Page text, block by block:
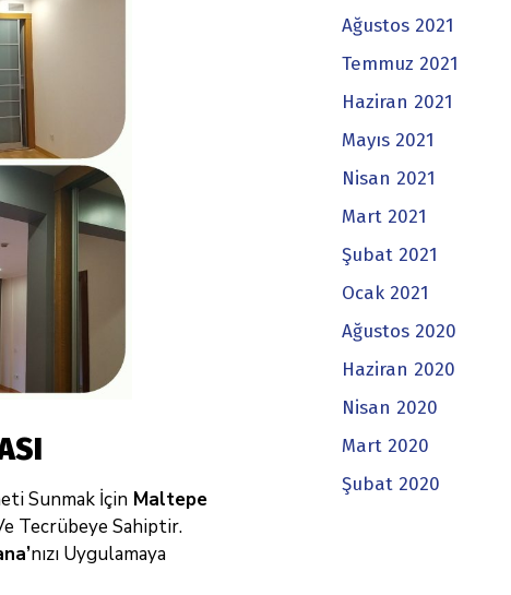
Sunmak İçin Maltepe
Tecrübeye Sahiptir.
nızı Uygulamaya
Ağustos 2021
Temmuz 2021
Haziran 2021
Mayıs 2021
Nisan 2021
Mart 2021
Şubat 2021
Ocak 2021
Ağustos 2020
Haziran 2020
Nisan 2020
Mart 2020
Şubat 2020